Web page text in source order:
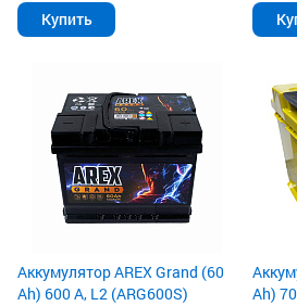
Купить
Аккумулятор AREX Grand (60
Ah) 600 А, L2 (ARG600S)
Ah)